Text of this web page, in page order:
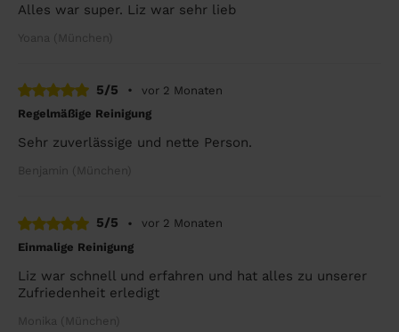
Alles war super. Liz war sehr lieb
Yoana (München)
5/5 •
vor 2 Monaten
Regelmäßige Reinigung
Sehr zuverlässige und nette Person.
Benjamin (München)
5/5 •
vor 2 Monaten
Einmalige Reinigung
Liz war schnell und erfahren und hat alles zu unserer
Zufriedenheit erledigt
Monika (München)